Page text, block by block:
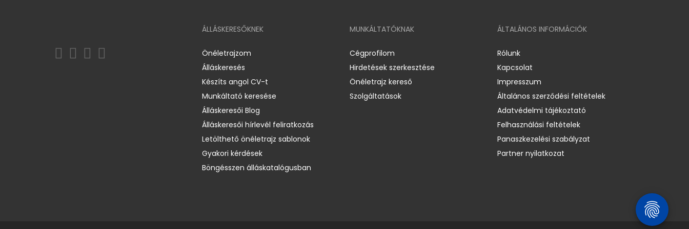
ÁLLÁSKERESŐKNEK
Önéletrajzom
Álláskeresés
Készíts angol CV-t
Munkáltató keresése
Álláskeresői Blog
Álláskeresői hírlevél feliratkozás
Letölthető önéletrajz sablonok
Gyakori kérdések
Böngésszen álláskatalógusban
MUNKÁLTATÓKNAK
Cégprofilom
Hirdetések szerkesztése
Önéletrajz kereső
Szolgáltatások
ÁLTALÁNOS INFORMÁCIÓK
Rólunk
Kapcsolat
Impresszum
Általános szerződési feltételek
Adatvédelmi tájékoztató
Felhasználási feltételek
Panaszkezelési szabályzat
Partner nyilatkozat